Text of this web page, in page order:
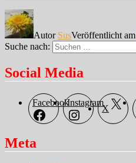
Autor SusVeröffentlicht am
Suche nach:
Social Media
FacebookInstagram
X
Meta